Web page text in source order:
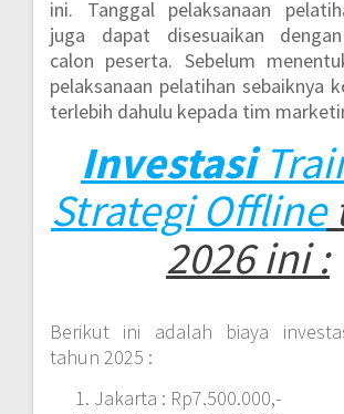
ini. Tanggal pelaksanaan
juga dapat disesuaikan
calon peserta. Sebelum
pelaksanaan pelatihan sebaiknya
terlebih dahulu kepada tim
Investasi
Strategi Offline
2026 ini :
Berikut ini adalah biaya
tahun 2025 :
Jakarta : Rp7.500.000,-